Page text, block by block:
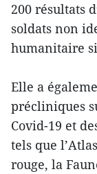
200 résultats
soldats non
humanitaire
Elle a
précliniques
Covid-19 et
tels que
rouge, la